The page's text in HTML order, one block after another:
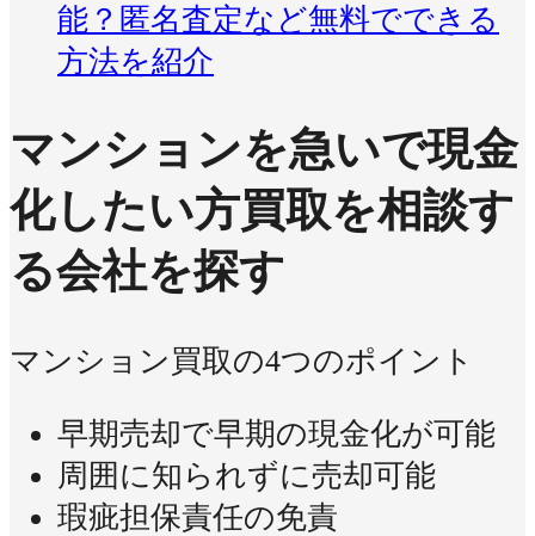
能？匿名査定など無料でできる
方法を紹介
マンションを急いで現金
化したい方買取を相談す
る会社を探す
マンション買取の4つのポイント
早期売却で早期の現金化が可能
周囲に知られずに売却可能
瑕疵担保責任の免責